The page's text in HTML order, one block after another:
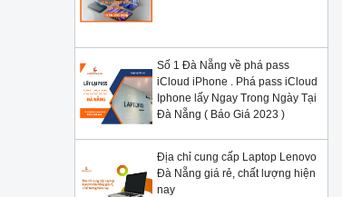
Số 1 Đà Nẵng về phá pass
iCloud iPhone . Phá pass iCloud
Iphone lấy Ngay Trong Ngày Tại
Đà Nẵng ( Báo Giá 2023 )
Địa chỉ cung cấp Laptop Lenovo
Đà Nẵng giá rẻ, chất lượng hiện
nay